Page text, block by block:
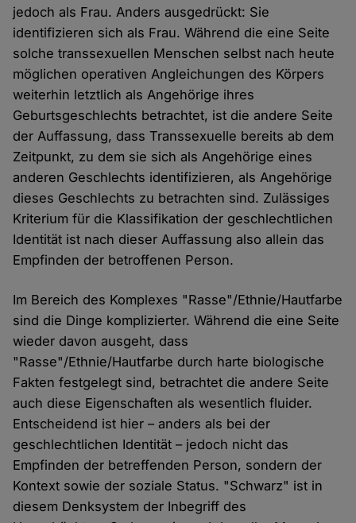
jedoch als Frau. Anders ausgedrückt: Sie
identifizieren sich als Frau. Während die eine Seite
solche transsexuellen Menschen selbst nach heute
möglichen operativen Angleichungen des Körpers
weiterhin letztlich als Angehörige ihres
Geburtsgeschlechts betrachtet, ist die andere Seite
der Auffassung, dass Transsexuelle bereits ab dem
Zeitpunkt, zu dem sie sich als Angehörige eines
anderen Geschlechts identifizieren, als Angehörige
dieses Geschlechts zu betrachten sind. Zulässiges
Kriterium für die Klassifikation der geschlechtlichen
Identität ist nach dieser Auffassung also allein das
Empfinden der betroffenen Person.
Im Bereich des Komplexes "Rasse"/Ethnie/Hautfarbe
sind die Dinge komplizierter. Während die eine Seite
wieder davon ausgeht, dass
"Rasse"/Ethnie/Hautfarbe durch harte biologische
Fakten festgelegt sind, betrachtet die andere Seite
auch diese Eigenschaften als wesentlich fluider.
Entscheidend ist hier – anders als bei der
geschlechtlichen Identität – jedoch nicht das
Empfinden der betreffenden Person, sondern der
Kontext sowie der soziale Status. "Schwarz" ist in
diesem Denksystem der Inbegriff des